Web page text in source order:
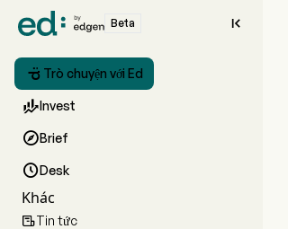
Beta 
 Trò chuyện với Ed
Invest
Brief
Desk
Khác
Tin tức